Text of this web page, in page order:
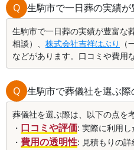
Q 生駒市で一日葬の実績が
生駒市で一日葬の実績が豊富な
相談）、 株式会社吉祥はぶり
などがあります。口コミや費用
Q 生駒市で葬儀社を選ぶ
葬儀社を選ぶ際は、以下の点を
・ 口コミや評価: 実際に利用し
・ 費用の透明性: 見積もりの